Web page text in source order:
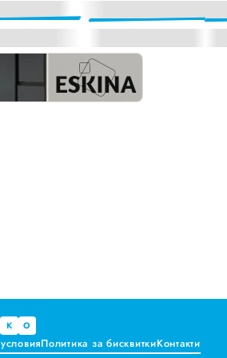
във Варна
К О
Политика за бисквиткиКонтакти